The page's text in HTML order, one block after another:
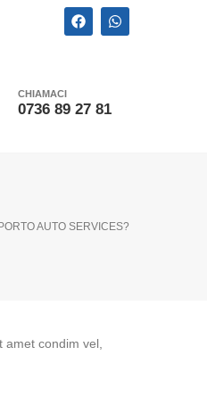
CHIAMACI
0736 89 27 81
AUTO SERVICES?
condim vel,